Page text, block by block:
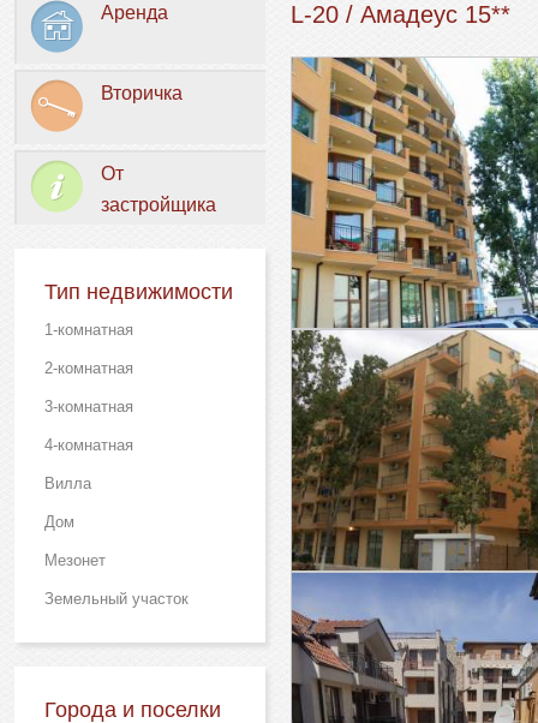
Аренда
Вторичка
От
застройщика
Тип недвижимости
1-комнатная
2-комнатная
3-комнатная
4-комнатная
Вилла
Дом
Мезонет
Земельный участок
Города и поселки
L-20 / Амадеус 15**